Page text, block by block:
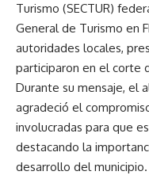
Turismo (SECTUR)
General de Turismo en
autoridades locales,
participaron en el corte
Durante su mensaje, el
agradeció el
involucradas para que
destacando la
desarrollo del municipio.